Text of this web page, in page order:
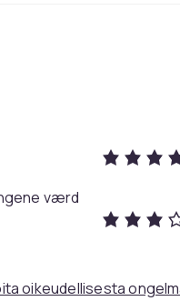
værd
oikeudellisesta